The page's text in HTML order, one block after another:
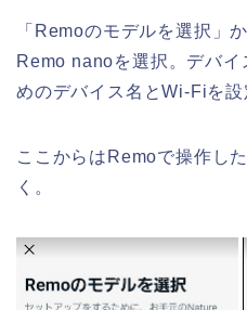
「Remoのモデルを選択」
Remo nanoを選択。デバ
めのデバイス名とWi-Fiを設
ここからはRemoで操作し
く。